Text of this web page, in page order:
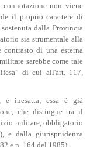
non viene
il proprio carattere di
dalla Provincia
sia strumentale alla
contrasto di una esterna
sarebbe come tale
di cui all'art. 117,
è inesatta; essa è già
che distingue tra il
militare, obbligatorio
e dalla giurisprudenza
e n. 164 del 1985).